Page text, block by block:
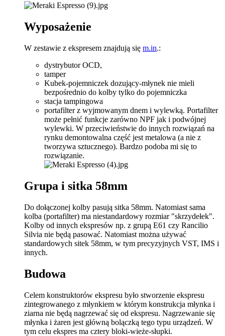
Wyposażenie
W zestawie z ekspresem znajdują się m.in.:
dystrybutor OCD,
tamper
Kubek-pojemniczek dozujący-młynek nie mieli
bezpośrednio do kolby tylko do pojemniczka
stacja tampingowa
portafilter z wyjmowanym dnem i wylewką. Portafilter
może pełnić funkcje zarówno NPF jak i podwójnej
wylewki. W przeciwieństwie do innych rozwiązań na
rynku demontowalna część jest metalowa (a nie z
tworzywa sztucznego). Bardzo podoba mi się to
rozwiązanie.
Grupa i sitka 58mm
Do dołączonej kolby pasują sitka 58mm. Natomiast sama
kolba (portafilter) ma niestandardowy rozmiar "skrzydełek".
Kolby od innych ekspresów np. z grupą E61 czy Rancilio
Silvia nie będą pasować. Natomiast można używać
standardowych sitek 58mm, w tym precyzyjnych VST, IMS i
innych.
Budowa
Celem konstruktorów ekspresu było stworzenie ekspresu
zintegrowanego z młynkiem w którym konstrukcja młynka i
ziarna nie będą nagrzewać się od ekspresu. Nagrzewanie się
młynka i żaren jest główną bolączką tego typu urządzeń. W
tym celu ekspres ma cztery bloki-wieże-słupki.